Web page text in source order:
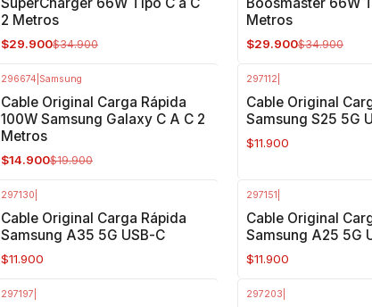
2 Metros
$29.900$34.900
Metros
$29.900$34.900
296674 Samsung
Cable Original Carga Rápida
100W Samsung Galaxy C A C 2
Metros
$14.900$19.900
297112
Cable Original
Samsung S25 5G
$11.900
297130
Cable Original Carga Rápida
Samsung A35 5G USB-C
$11.900
297151
Cable Original
Samsung A25 5G
$11.900
297197 297203